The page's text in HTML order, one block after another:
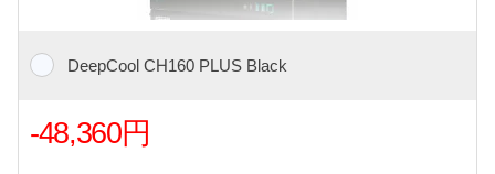
DeepCool CH160 PLUS Black
-48,360円